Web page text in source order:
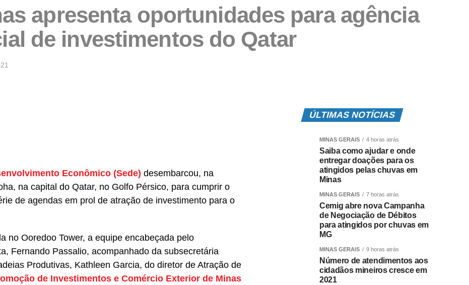
apresenta oportunidades para agência
de investimentos do Qatar
Econômico (Sede) desembarcou, na
na capital do Qatar, no Golfo Pérsico, para cumprir o
de agendas em prol de atração de investimento para o
no Ooredoo Tower, a equipe encabeçada pelo
Fernando Passalio, acompanhado da subsecretária
Produtivas, Kathleen Garcia, do diretor de Atração de
de Investimentos e Comércio Exterior de Minas
ÚLTIMAS NOTÍCIAS
MINAS GERAIS 4 horas atrás
Saiba como ajudar e onde
entregar doações para os
atingidos pelas chuvas em
Minas
MINAS GERAIS 7 horas atrás
Cemig abre nova Campanha
de Negociação de Débitos
para atingidos por chuvas em
MG
MINAS GERAIS 9 horas atrás
Número de atendimentos aos
cidadãos mineiros cresce em
2021